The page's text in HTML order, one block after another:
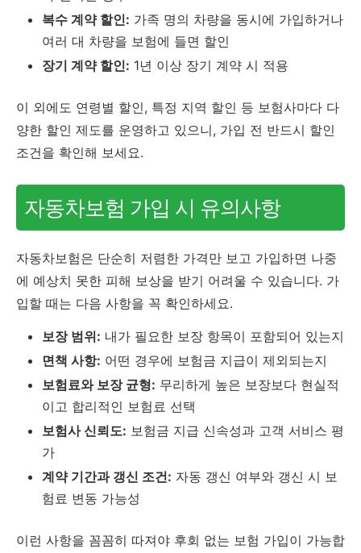
복수 계약 할인: 가족 명의 차량을 동시에 가입하거나
여러 대 차량을 보험에 들면 할인
장기 계약 할인: 1년 이상 장기 계약 시 적용
이 외에도 연령별 할인, 특정 지역 할인 등 보험사마다 다
양한 할인 제도를 운영하고 있으니, 가입 전 반드시 할인
조건을 확인해 보세요.
자동차보험 가입 시 유의사항
자동차보험은 단순히 저렴한 가격만 보고 가입하면 나중
에 예상치 못한 피해 보상을 받기 어려울 수 있습니다. 가
입할 때는 다음 사항을 꼭 확인하세요.
보장 범위: 내가 필요한 보장 항목이 포함되어 있는지
면책 사항: 어떤 경우에 보험금 지급이 제외되는지
보험료와 보장 균형: 무리하게 높은 보장보다 현실적
이고 합리적인 보험료 선택
보험사 신뢰도: 보험금 지급 신속성과 고객 서비스 평
가
계약 기간과 갱신 조건: 자동 갱신 여부와 갱신 시 보
험료 변동 가능성
이런 사항을 꼼꼼히 따져야 후회 없는 보험 가입이 가능합